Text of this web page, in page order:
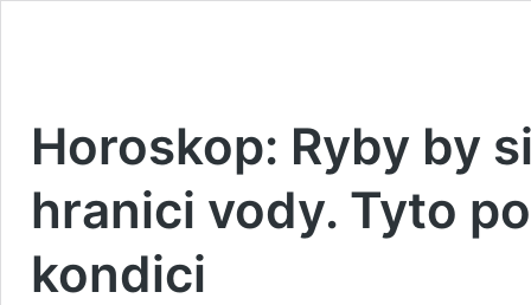
Horoskop: Ryby by
hranici vody. Tyto
kondici